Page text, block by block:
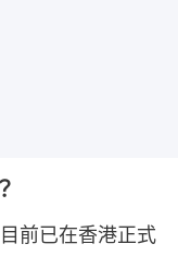
前已在香港正式